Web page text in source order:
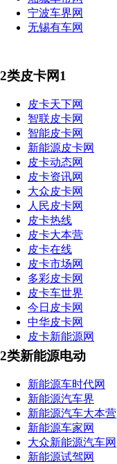
宁波车界网
无锡有车网
2类皮卡网1
皮卡天下网
智联皮卡网
智能皮卡网
新能源皮卡网
皮卡动态网
皮卡资讯网
大众皮卡网
人民皮卡网
皮卡热线
皮卡大本营
皮卡在线
皮卡市场网
多彩皮卡网
皮卡车世界
今日皮卡网
中华皮卡网
皮卡新能源网
2类新能源电动
新能源车时代网
新能源汽车界
新能源汽车大本营
新能源车家网
大众新能源汽车网
新能源试驾网